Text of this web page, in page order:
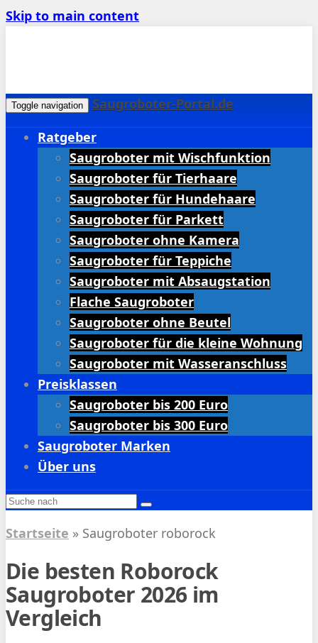
Skip to main content
Toggle navigation
Saugroboter-Portal.de
Ratgeber
Saugroboter mit Wischfunktion
Saugroboter für Tierhaare
Saugroboter für Hundehaare
Saugroboter für Parkett
Saugroboter ohne Kamera
Saugroboter für Teppiche
Saugroboter mit Absaugstation
Flache Saugroboter
Saugroboter ohne Beutel
Saugroboter für die kleine Wohnung
Saugroboter mit Wasseranschluss
Preisklassen
Saugroboter bis 200 Euro
Saugroboter bis 300 Euro
Saugroboter Marken
Über uns
Startseite » Saugroboter roborock
Die besten Roborock
Saugroboter 2026 im
Vergleich